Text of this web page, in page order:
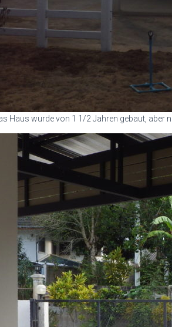
Haus wurde von 1 1/2 Jahren gebaut, aber